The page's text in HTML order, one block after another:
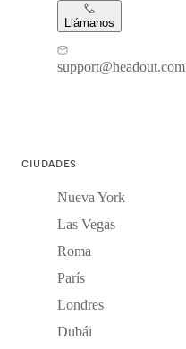
Llámanos
support@headout.com
CIUDADES
Nueva York
Las Vegas
Roma
París
Londres
Dubái